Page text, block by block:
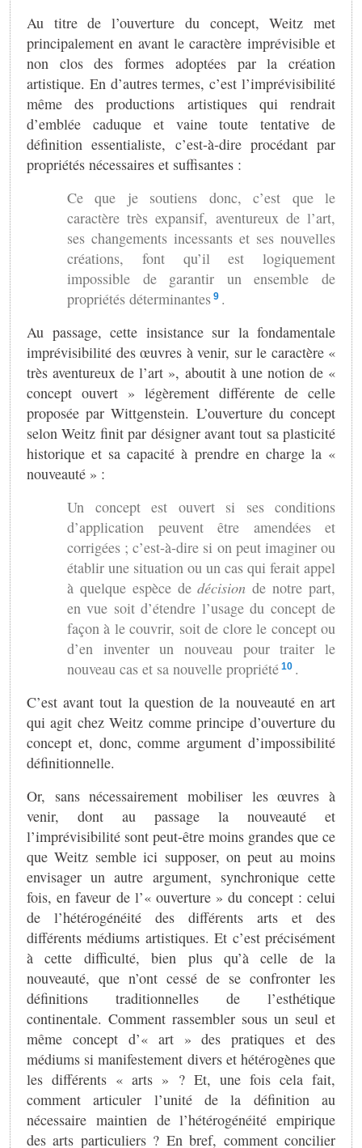
Au titre de l’ouverture du concept, Weitz met
principalement en avant le caractère imprévisible et
non clos des formes adoptées par la création
artistique. En d’autres termes, c’est l’imprévisibilité
même des productions artistiques qui rendrait
d’emblée caduque et vaine toute tentative de
définition essentialiste, c’est-à-dire procédant par
propriétés nécessaires et suffisantes :
Ce que je soutiens donc, c’est que le
caractère très expansif, aventureux de l’art,
ses changements incessants et ses nouvelles
créations, font qu’il est logiquement
impossible de garantir un ensemble de
propriétés déterminantes 9 .
Au passage, cette insistance sur la fondamentale
imprévisibilité des œuvres à venir, sur le caractère «
très aventureux de l’art », aboutit à une notion de «
concept ouvert » légèrement différente de celle
proposée par Wittgenstein. L’ouverture du concept
selon Weitz finit par désigner avant tout sa plasticité
historique et sa capacité à prendre en charge la «
nouveauté » :
Un concept est ouvert si ses conditions
d’application peuvent être amendées et
corrigées ; c’est-à-dire si on peut imaginer ou
établir une situation ou un cas qui ferait appel
à quelque espèce dedécision de notre part,
en vue soit d’étendre l’usage du concept de
façon à le couvrir, soit de clore le concept ou
d’en inventer un nouveau pour traiter le
nouveau cas et sa nouvelle propriété 10 .
C’est avant tout la question de la nouveauté en art
qui agit chez Weitz comme principe d’ouverture du
concept et, donc, comme argument d’impossibilité
définitionnelle.
Or, sans nécessairement mobiliser les œuvres à
venir, dont au passage la nouveauté et
l’imprévisibilité sont peut-être moins grandes que ce
que Weitz semble ici supposer, on peut au moins
envisager un autre argument, synchronique cette
fois, en faveur de l’« ouverture » du concept : celui
de l’hétérogénéité des différents arts et des
différents médiums artistiques. Et c’est précisément
à cette difficulté, bien plus qu’à celle de la
nouveauté, que n’ont cessé de se confronter les
définitions traditionnelles de l’esthétique
continentale. Comment rassembler sous un seul et
même concept d’« art » des pratiques et des
médiums si manifestement divers et hétérogènes que
les différents « arts » ? Et, une fois cela fait,
comment articuler l’unité de la définition au
nécessaire maintien de l’hétérogénéité empirique
des arts particuliers ? En bref, comment concilier